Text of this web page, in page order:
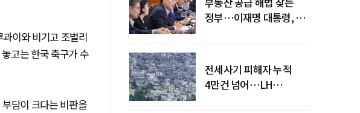
이와 비기고 조별리
고는 한국 축구가 수
담이 크다는 비판을
정부…이재명 대통령, 2차
전세사기 피해자 누적
4만건 넘어…LH